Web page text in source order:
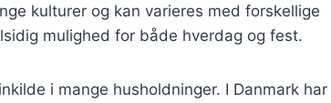
kulturer og kan varieres med forskellige
mulighed for både hverdag og fest.
i mange husholdninger. I Danmark har